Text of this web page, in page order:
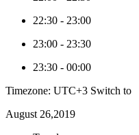
22:30 - 23:00
23:00 - 23:30
23:30 - 00:00
Timezone: UTC+3 Switch to
August 26,2019